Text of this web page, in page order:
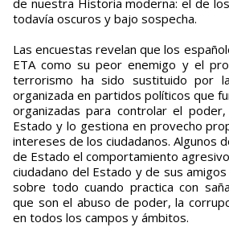
de nuestra Historia moderna: el de
todavía oscuros y bajo sospecha.
Las encuestas revelan que los
ETA como su peor enemigo y el
terrorismo ha sido sustituido por
organizada en partidos políticos que
organizadas para controlar el
Estado y lo gestiona en provecho
intereses de los ciudadanos. Algunos
de Estado el comportamiento
ciudadano del Estado y de sus
sobre todo cuando practica con
que son el abuso de poder, la
en todos los campos y ámbitos.